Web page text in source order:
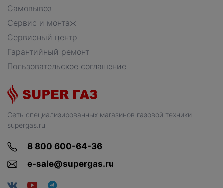
Сеть специализированных магазинов газовой техники
supergas.ru
8 800 600-64-36
e-sale@supergas.ru
Самовывоз
Сервис и монтаж
Сервисный центр
Гарантийный ремонт
Пользовательское соглашение